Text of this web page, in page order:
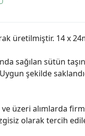
üretilmiştir. 14 x
sağılan sütün
şekilde
üzeri alımlarda
olarak tercih